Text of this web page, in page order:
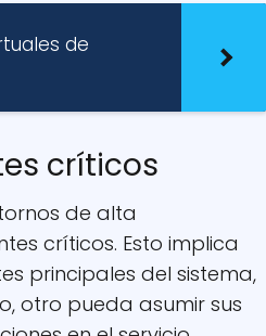
de
críticos
de alta
críticos. Esto implica
principales del sistema,
otro pueda asumir sus